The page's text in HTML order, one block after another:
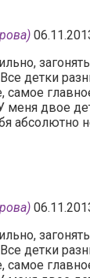
детки
самое
двое
абсолютно
детки
самое